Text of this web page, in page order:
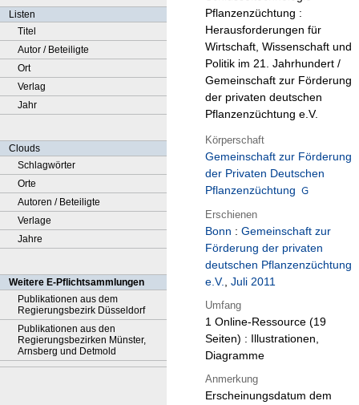
Listen
Titel
Autor / Beteiligte
Ort
Verlag
Jahr
Clouds
Schlagwörter
Orte
Autoren / Beteiligte
Verlage
Jahre
Weitere E-Pflichtsammlungen
Publikationen aus dem
Regierungsbezirk Düsseldorf
Publikationen aus den
Regierungsbezirken Münster,
Arnsberg und Detmold
Pflanzenzüchtung :
Herausforderungen für
Wirtschaft, Wissenschaft und
Politik im 21. Jahrhundert /
Gemeinschaft zur Förderung
der privaten deutschen
Pflanzenzüchtung e.V.
Körperschaft
Gemeinschaft zur Förderung
der Privaten Deutschen
Pflanzenzüchtung
Erschienen
Bonn : Gemeinschaft zur
Förderung der privaten
deutschen Pflanzenzüchtung
e.V., Juli 2011
Umfang
1 Online-Ressource (19
Seiten) : Illustrationen,
Diagramme
Anmerkung
Erscheinungsdatum dem